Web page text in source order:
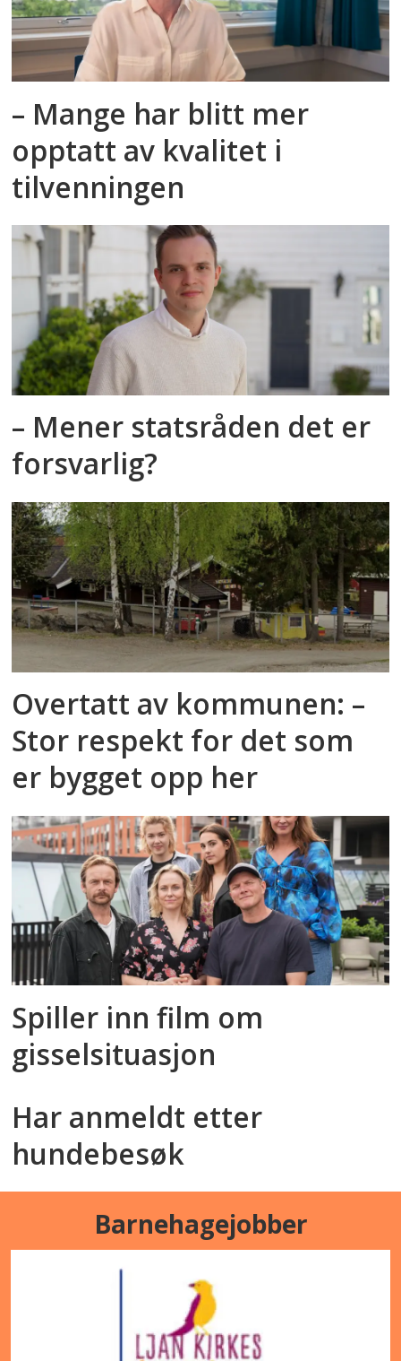
– Mange har blitt mer
opptatt av kvalitet i
tilvenningen
– Mener statsråden det er
forsvarlig?
Overtatt av kommunen: –
Stor respekt for det som
er bygget opp her
Spiller inn film om
gisselsituasjon
Har anmeldt etter
hundebesøk
Barnehagejobber